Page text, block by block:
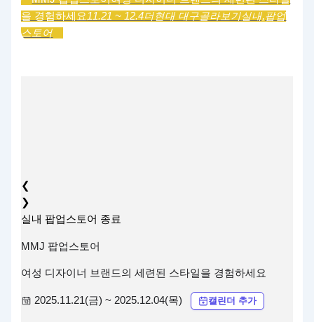
을 경험하세요11.21 ~ 12.4더현대 대구골라보기실내,팝업
스토어
❮
❯
실내 팝업스토어 종료
MMJ 팝업스토어
여성 디자이너 브랜드의 세련된 스타일을 경험하세요
2025.11.21(금) ~ 2025.12.04(목) 캘린더 추가